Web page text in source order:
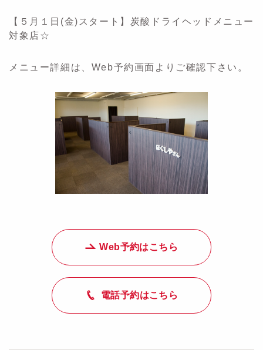
【５月１日(金)スタート】炭酸ドライヘッドメニュー
対象店☆
メニュー詳細は、Web予約画面よりご確認下さい。
Web予約はこちら
電話予約はこちら